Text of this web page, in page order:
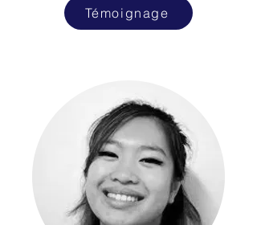
Témoignage